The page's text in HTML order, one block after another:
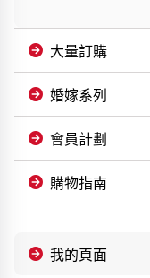
大量訂購
婚嫁系列
會員計劃
購物指南
我的頁面